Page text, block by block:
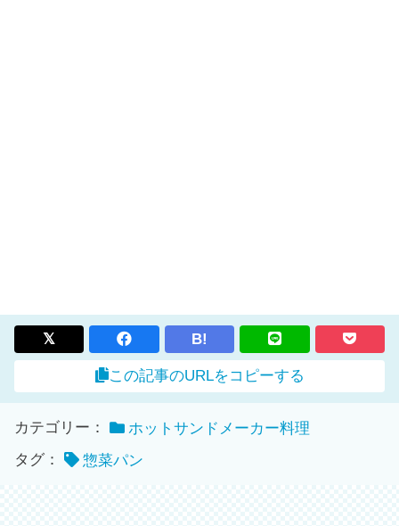
B!
この記事のURLをコピーする
カテゴリー：
ホットサンドメーカー料理
タグ：
惣菜パン